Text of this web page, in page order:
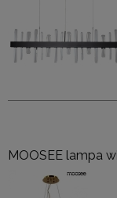
MOOSEE lampa